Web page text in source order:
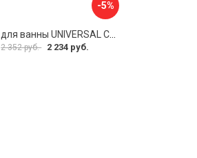
-5%
Рама для ванны UNIVERSAL Cersanit K-RW-UNIVERSAL160-170
2 352 руб. 2 234 руб.